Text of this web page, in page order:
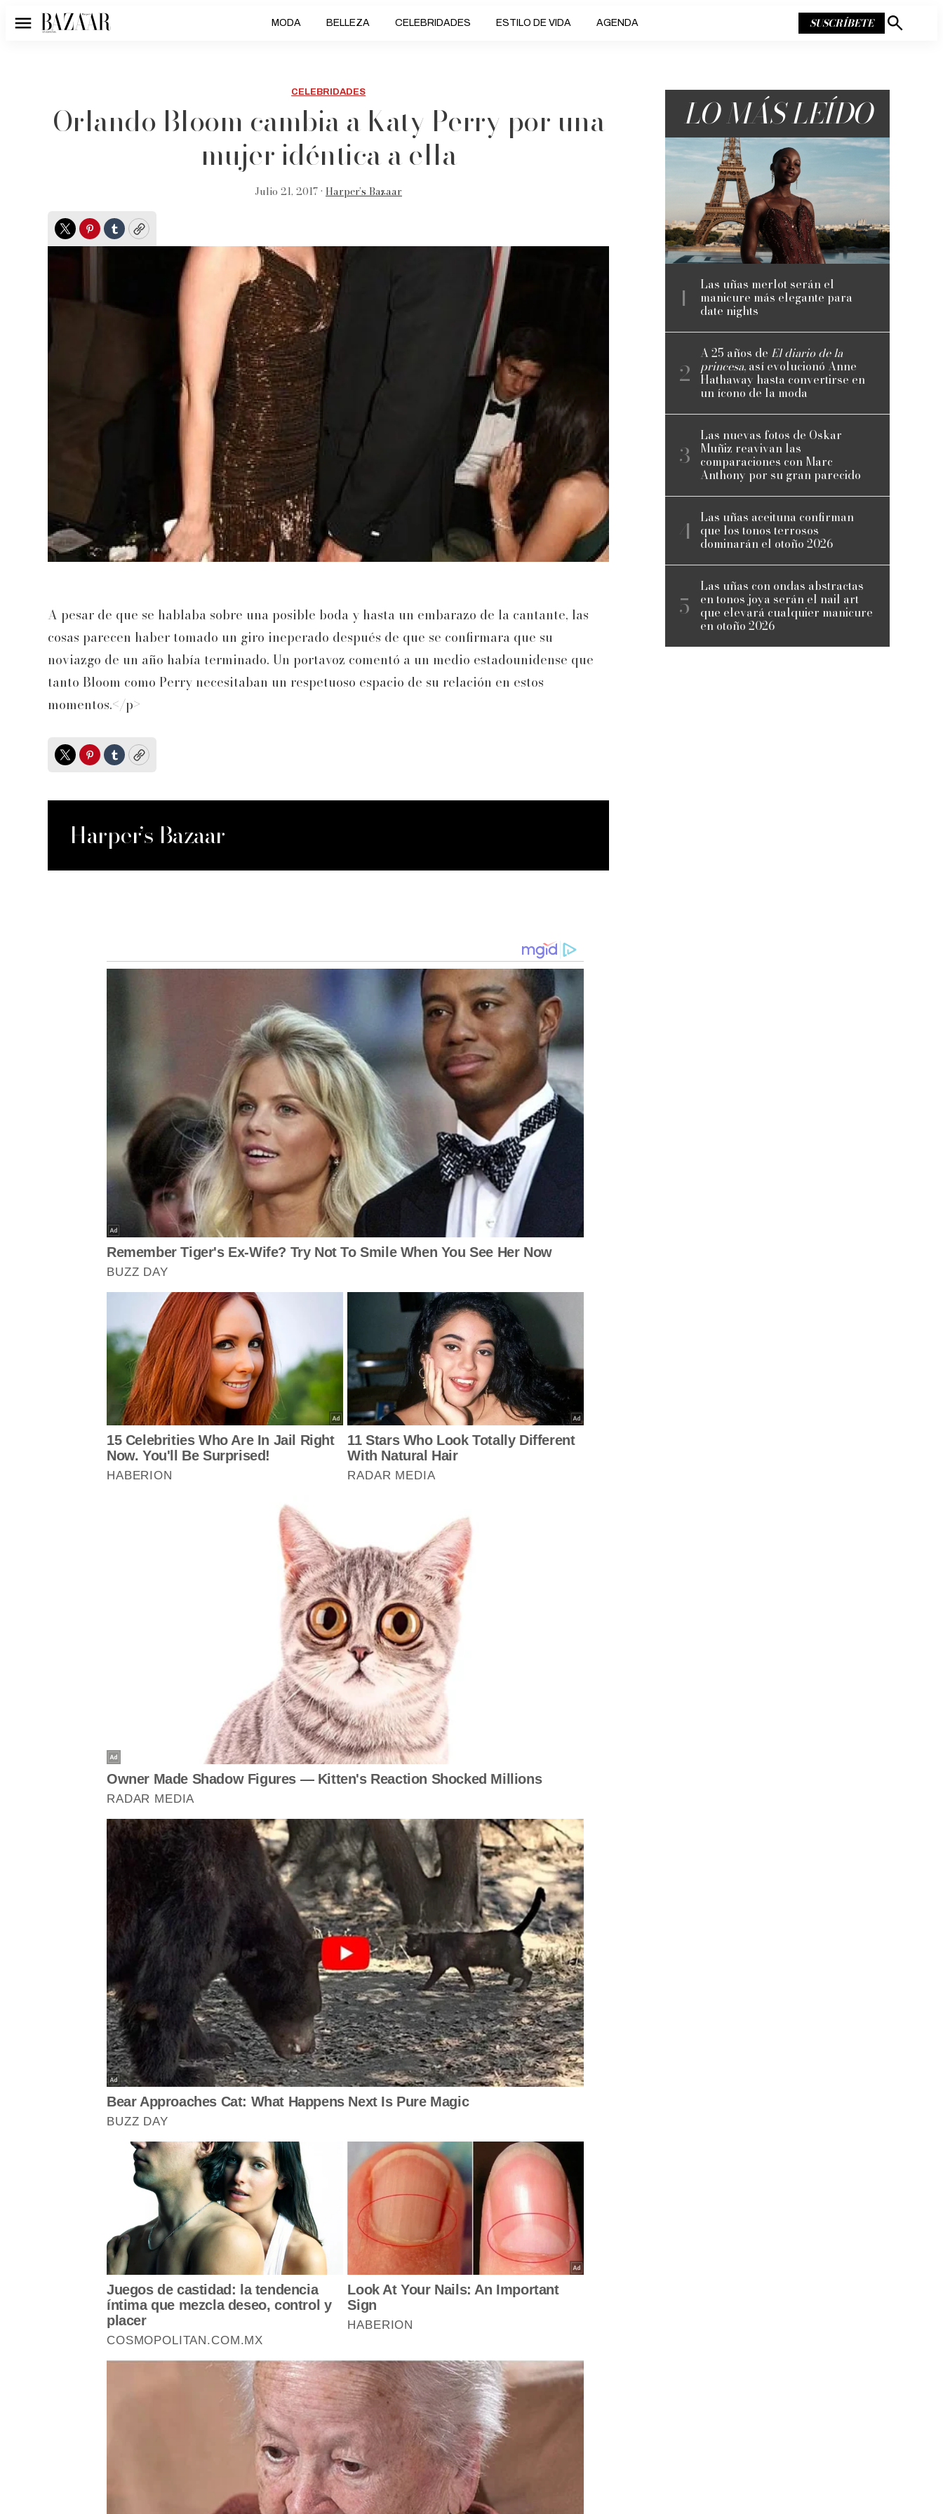
Menú MODA BELLEZA CELEBRIDADES ESTILO DE VIDA AGENDA SUSCRÍBETE
Mostrar
CELEBRIDADES
Orlando Bloom cambia a Katy Perry por una
mujer idéntica a ella
Julio 21, 2017 • Harper’s Bazaar
TwitterPinterest
TumblrCopy
A pesar de que se hablaba sobre una posible boda y hasta un embarazo de la cantante, las
cosas parecen haber tomado un giro ineperado después de que se confirmara que su
noviazgo de un año había terminado. Un portavoz comentó a un medio estadounidense que
tanto Bloom como Perry necesitaban un respetuoso espacio de su relación en estos
momentos.</p>
TwitterPinterest
TumblrCopy
Harper’s Bazaar
LO MÁS LEÍDO
Las uñas merlot serán el
manicure más elegante para
date nights
A 25 años de El diario de la
princesa, así evolucionó Anne
Hathaway hasta convertirse en
un ícono de la moda
Las nuevas fotos de Oskar
Muñiz reavivan las
comparaciones con Marc
Anthony por su gran parecido
Las uñas aceituna confirman
que los tonos terrosos
dominarán el otoño 2026
Las uñas con ondas abstractas
en tonos joya serán el nail art
que elevará cualquier manicure
en otoño 2026